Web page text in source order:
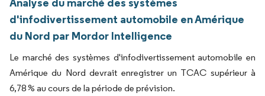
d'infodivertissement automobile en Amérique
du Nord par Mordor Intelligence
Le marché des systèmes d'infodivertissement automobile en
Amérique du Nord devrait enregistrer un TCAC supérieur à
6,78 % au cours de la période de prévision.